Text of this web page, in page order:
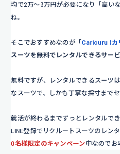
均で2万～3万円が必要になり「高い
ね。
そこでおすすめなのが「Caricuru (カ
スーツを無料でレンタルできるサービ
無料ですが、レンタルできるスーツ
なスーツで、しかも丁寧な採寸までセ
就活が終わるまでずっとレンタルで
LINE登録でリクルートスーツのレン
0名様限定のキャンペーン中なのでお